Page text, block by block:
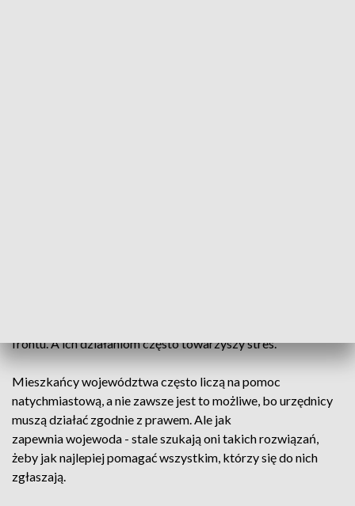
frontu. A ich działaniom często towarzyszy stres.
Mieszkańcy województwa często liczą na pomoc
natychmiastową, a nie zawsze jest to możliwe, bo urzędnicy
muszą działać zgodnie z prawem. Ale jak
zapewnia wojewoda - stale szukają oni takich rozwiązań,
żeby jak najlepiej pomagać wszystkim, którzy się do nich
zgłaszają.